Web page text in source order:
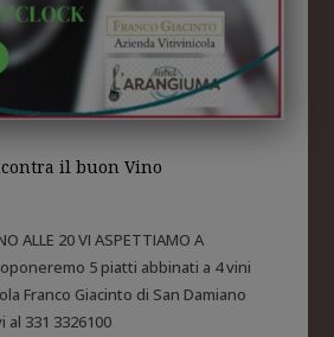
il buon Vino
ALLE 20 VI ASPETTIAMO A
5 piatti abbinati a 4 vini
Franco Giacinto di San Damiano
331 3326100